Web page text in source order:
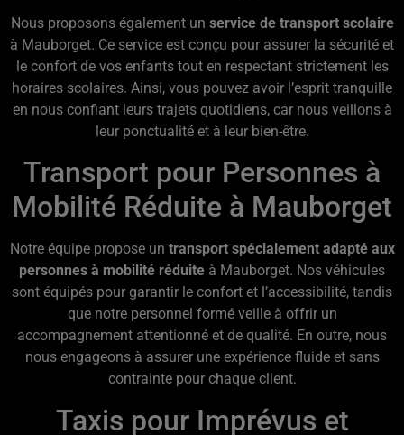
Nous proposons également un service de transport scolaire
à Mauborget. Ce service est conçu pour assurer la sécurité et
le confort de vos enfants tout en respectant strictement les
horaires scolaires. Ainsi, vous pouvez avoir l’esprit tranquille
en nous confiant leurs trajets quotidiens, car nous veillons à
leur ponctualité et à leur bien-être.
Transport pour Personnes à
Mobilité Réduite à Mauborget
Notre équipe propose un transport spécialement adapté aux
personnes à mobilité réduite à Mauborget. Nos véhicules
sont équipés pour garantir le confort et l’accessibilité, tandis
que notre personnel formé veille à offrir un
accompagnement attentionné et de qualité. En outre, nous
nous engageons à assurer une expérience fluide et sans
contrainte pour chaque client.
Taxis pour Imprévus et